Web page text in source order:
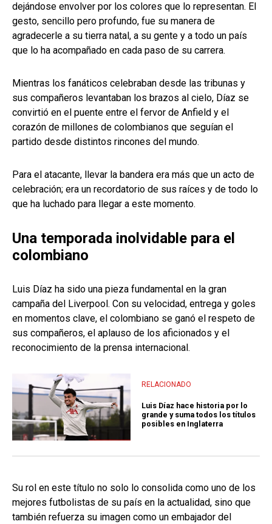
dejándose envolver por los colores que lo representan. El
gesto, sencillo pero profundo, fue su manera de
agradecerle a su tierra natal, a su gente y a todo un país
que lo ha acompañado en cada paso de su carrera.
Mientras los fanáticos celebraban desde las tribunas y
sus compañeros levantaban los brazos al cielo, Díaz se
convirtió en el puente entre el fervor de Anfield y el
corazón de millones de colombianos que seguían el
partido desde distintos rincones del mundo.
Para el atacante, llevar la bandera era más que un acto de
celebración; era un recordatorio de sus raíces y de todo lo
que ha luchado para llegar a este momento.
Una temporada inolvidable para el
colombiano
Luis Díaz ha sido una pieza fundamental en la gran
campaña del Liverpool. Con su velocidad, entrega y goles
en momentos clave, el colombiano se ganó el respeto de
sus compañeros, el aplauso de los aficionados y el
reconocimiento de la prensa internacional.
RELACIONADO
Luis Díaz hace historia por lo
grande y suma todos los títulos
posibles en Inglaterra
Su rol en este título no solo lo consolida como uno de los
mejores futbolistas de su país en la actualidad, sino que
también refuerza su imagen como un embajador del